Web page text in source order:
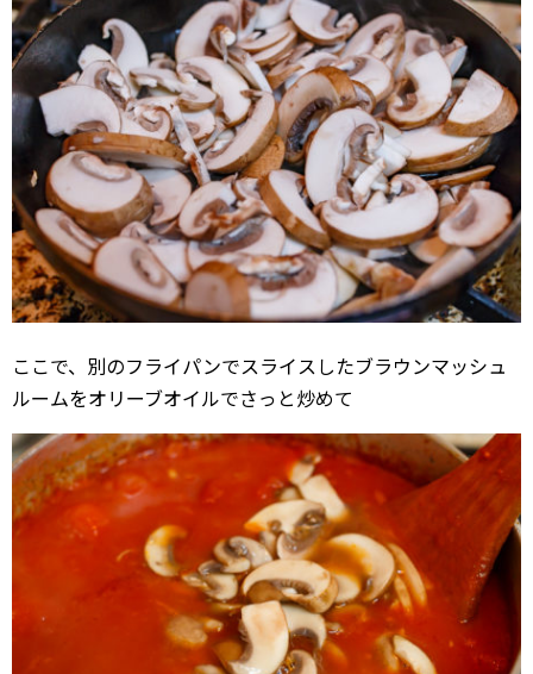
ここで、別のフライパンでスライスしたブラウンマッシュ
ルームをオリーブオイルでさっと炒めて